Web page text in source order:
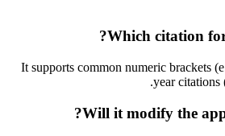
Which citation
It supports common numeric brackets
year citations
Will it modify the